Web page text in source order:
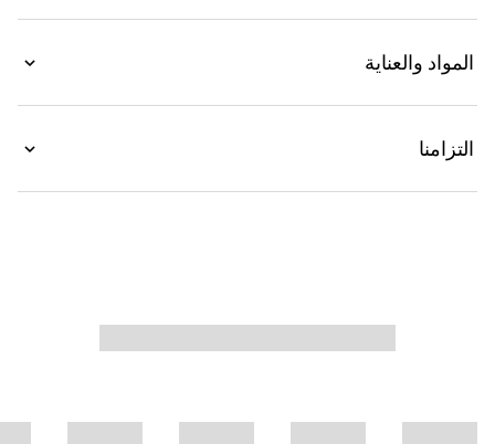
شريط ويب المتميّز من غوتشي.
المواد والعناية
التزامنا